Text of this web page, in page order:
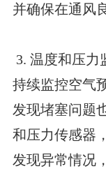
并确保在通风
3. 温度和压力
持续监控空气
发现堵塞问题
和压力传感器
发现异常情况